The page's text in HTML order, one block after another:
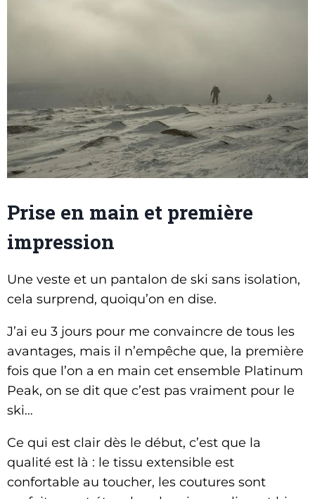
Prise en main et première
impression
Une veste et un pantalon de ski sans isolation,
cela surprend, quoiqu’on en dise.
J’ai eu 3 jours pour me convaincre de tous les
avantages, mais il n’empêche que, la première
fois que l’on a en main cet ensemble Platinum
Peak, on se dit que c’est pas vraiment pour le
ski…
Ce qui est clair dès le début, c’est que la
qualité est là : le tissu extensible est
confortable au toucher, les coutures sont